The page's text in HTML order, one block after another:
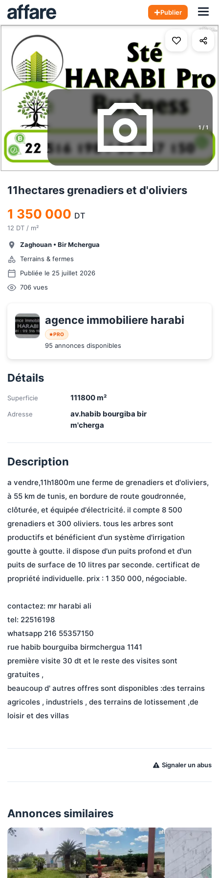
Publier
1/ 1
11hectares grenadiers et d'oliviers
1 350 000 DT
12 DT / m²
Zaghouan • Bir Mchergua
Terrains & fermes
Publiée le 25 juillet 2026
706 vues
agence immobiliere harabi
PRO
95 annonces disponibles
Détails
Superficie 111800m²
Adresse
av.habib bourgiba bir
m'cherga
Description
a vendre,11h1800m une ferme de grenadiers et d'oliviers,
à 55 km de tunis, en bordure de route goudronnée,
clôturée, et équipée d'électricité. il compte 8 500
grenadiers et 300 oliviers. tous les arbres sont
productifs et bénéficient d'un système d'irrigation
goutte à goutte. il dispose d'un puits profond et d'un
puits de surface de 10 litres par seconde. certificat de
propriété individuelle. prix ​​: 1 350 000, négociable.
contactez: mr harabi ali
tel: 22516198
whatsapp 216 55357150
rue habib bourguiba birmchergua 1141
première visite 30 dt et le reste des visites sont
gratuites ,
beaucoup d' autres offres sont disponibles :des terrains
agricoles , industriels , des terrains de lotissement ,de
loisir et des villas
Signaler un abus
Annonces similaires